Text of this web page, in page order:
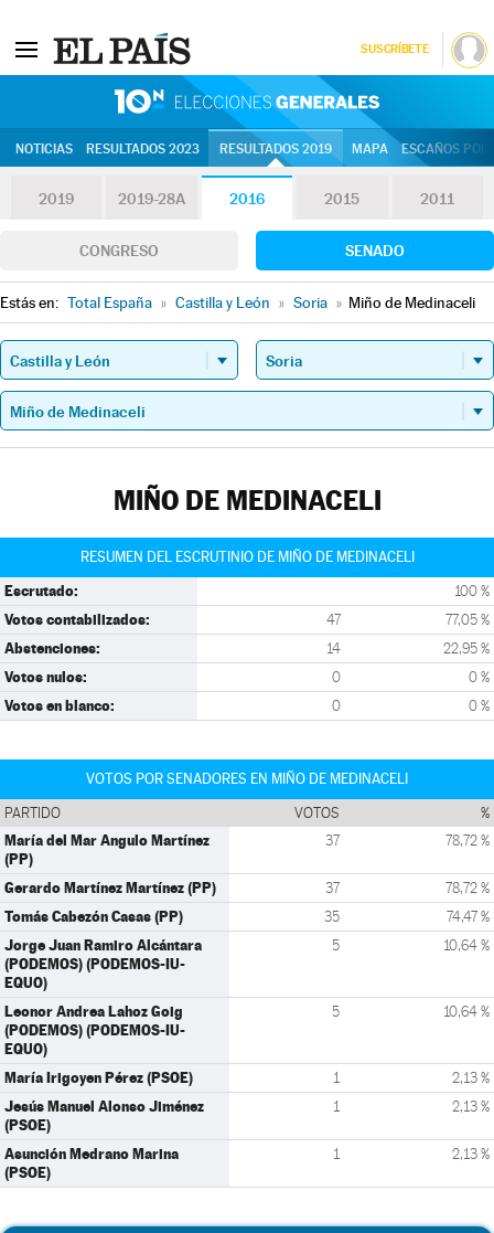
SUSCRÍBETE
NOTICIAS RESULTADOS 2023 RESULTADOS 2019 MAPA ESCAÑOS
2019 2019-28A 2016 2015 2011
CONGRESO SENADO
Estás en: Total España » Castilla y León » Soria » Miño de Medinaceli
MIÑO DE MEDINACELI
RESUMEN DEL ESCRUTINIO DE MIÑO DE MEDINACELI
Escrutado: 100 %
Votos contabilizados: 47 77,05 %
Abstenciones: 14 22,95 %
Votos nulos: 0 0 %
Votos en blanco: 0 0 %
VOTOS POR SENADORES EN MIÑO DE MEDINACELI
PARTIDO VOTOS %
María del Mar Angulo Martínez
(PP)
37 78,72 %
Gerardo Martínez Martínez (PP) 37 78,72 %
Tomás Cabezón Casas (PP) 35 74,47 %
Jorge Juan Ramiro Alcántara
(PODEMOS) (PODEMOS-IU-
EQUO)
5 10,64 %
Leonor Andrea Lahoz Goig
(PODEMOS) (PODEMOS-IU-
EQUO)
5 10,64 %
María Irigoyen Pérez (PSOE) 1 2,13 %
Jesús Manuel Alonso Jiménez
(PSOE)
1 2,13 %
Asunción Medrano Marina
(PSOE)
1 2,13 %